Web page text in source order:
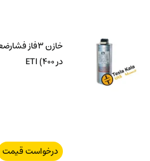
در 400) ETI
درخواست قیمت